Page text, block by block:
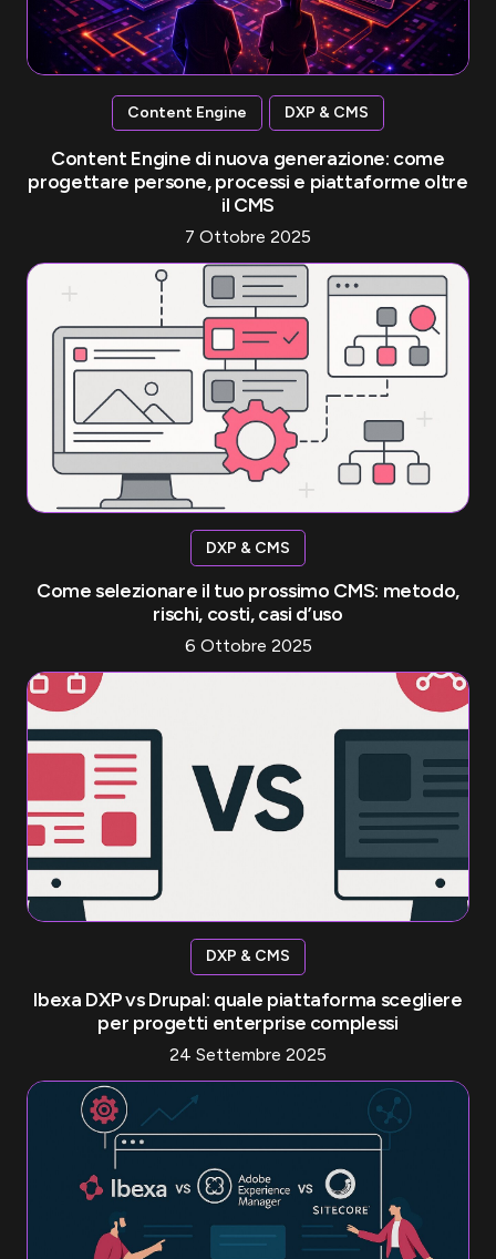
Content Engine DXP & CMS
Content Engine di nuova generazione: come
progettare persone, processi e piattaforme oltre
il CMS
7 Ottobre 2025
DXP & CMS
Come selezionare il tuo prossimo CMS: metodo,
rischi, costi, casi d’uso
6 Ottobre 2025
DXP & CMS
Ibexa DXP vs Drupal: quale piattaforma scegliere
per progetti enterprise complessi
24 Settembre 2025